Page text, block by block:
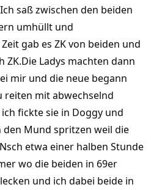
saß zwischen den beiden
umhüllt und
gab es ZK von beiden und
ZK.Die Ladys machten dann
mir und die neue begann
reiten mit abwechselnd
fickte sie in Doggy und
Mund spritzen weil die
etwa einer halben Stunde
wo die beiden in 69er
und ich dabei beide in